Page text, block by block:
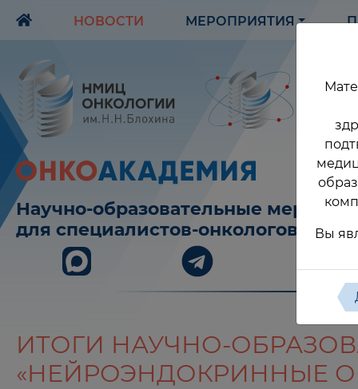
Вы
НОВОСТИ МЕРОПРИЯТИЯ
Научно-образовательные
для специалистов-онкологов
ИТОГИ НАУЧНО-
«НЕЙРОЭНДОКРИННЫЕ